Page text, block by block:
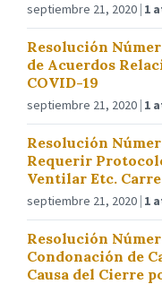
septiembre 21, 2020 1
Resolución
de Acuerdos
COVID-19
septiembre 21, 2020 1
Resolución
Requerir
Ventilar Etc.
septiembre 21, 2020 1
Resolución
Condonación de
Causa del Cierre